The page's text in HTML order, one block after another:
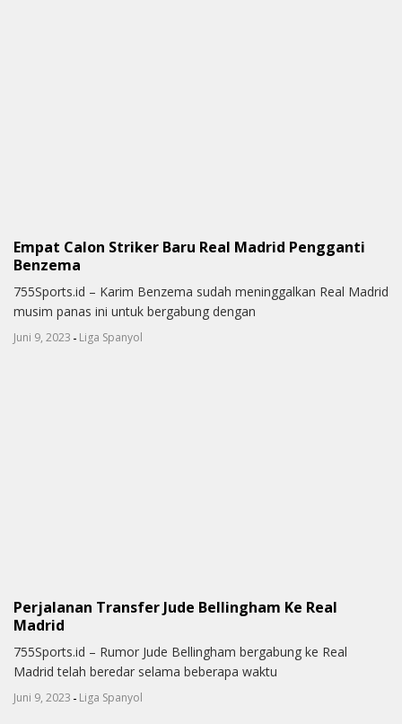
Empat Calon Striker Baru Real Madrid Pengganti
Benzema
755Sports.id – Karim Benzema sudah meninggalkan Real Madrid
musim panas ini untuk bergabung dengan
Juni 9, 2023 - Liga Spanyol
Perjalanan Transfer Jude Bellingham Ke Real
Madrid
755Sports.id – Rumor Jude Bellingham bergabung ke Real
Madrid telah beredar selama beberapa waktu
Juni 9, 2023 - Liga Spanyol